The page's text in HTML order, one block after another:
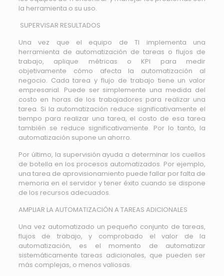
la herramienta o su uso.
SUPERVISAR RESULTADOS
Una vez que el equipo de TI implementa una
herramienta de automatización de tareas o flujos de
trabajo, aplique métricas o KPI para medir
objetivamente cómo afecta la automatización al
negocio. Cada tarea y flujo de trabajo tiene un valor
empresarial. Puede ser simplemente una medida del
costo en horas de los trabajadores para realizar una
tarea. Si la automatización reduce significativamente el
tiempo para realizar una tarea, el costo de esa tarea
también se reduce significativamente. Por lo tanto, la
automatización supone un ahorro.
Por último, la supervisión ayuda a determinar los cuellos
de botella en los procesos automatizados. Por ejemplo,
una tarea de aprovisionamiento puede fallar por falta de
memoria en el servidor y tener éxito cuando se dispone
de los recursos adecuados.
AMPLIAR LA AUTOMATIZACIÓN A TAREAS ADICIONALES
Una vez automatizado un pequeño conjunto de tareas,
flujos de trabajo, y comprobado el valor de la
automatización, es el momento de automatizar
sistemáticamente tareas adicionales, que pueden ser
más complejas, o menos valiosas.